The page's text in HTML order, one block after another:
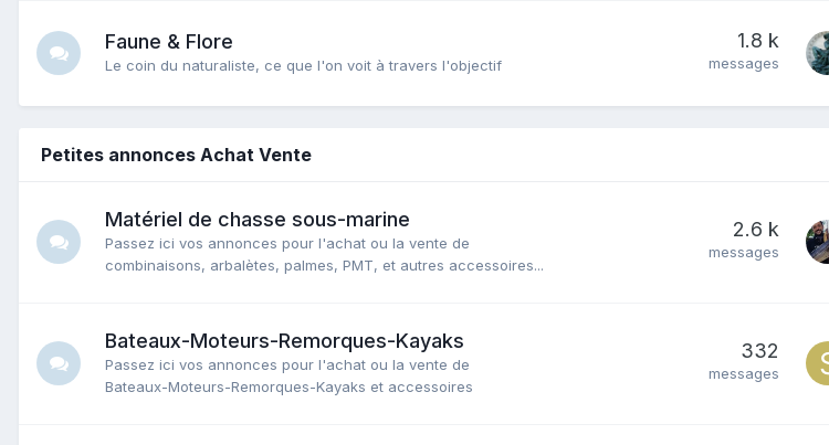
Faune & Flore
Le coin du naturaliste, ce que l'on voit à travers l'objectif
1.8 k
messages
Petites annonces Achat Vente
Matériel de chasse sous-marine
Passez ici vos annonces pour l'achat ou la vente de
combinaisons, arbalètes, palmes, PMT, et autres accessoires...
2.6 k
messages
Bateaux-Moteurs-Remorques-Kayaks
Passez ici vos annonces pour l'achat ou la vente de
Bateaux-Moteurs-Remorques-Kayaks et accessoires
332
messages